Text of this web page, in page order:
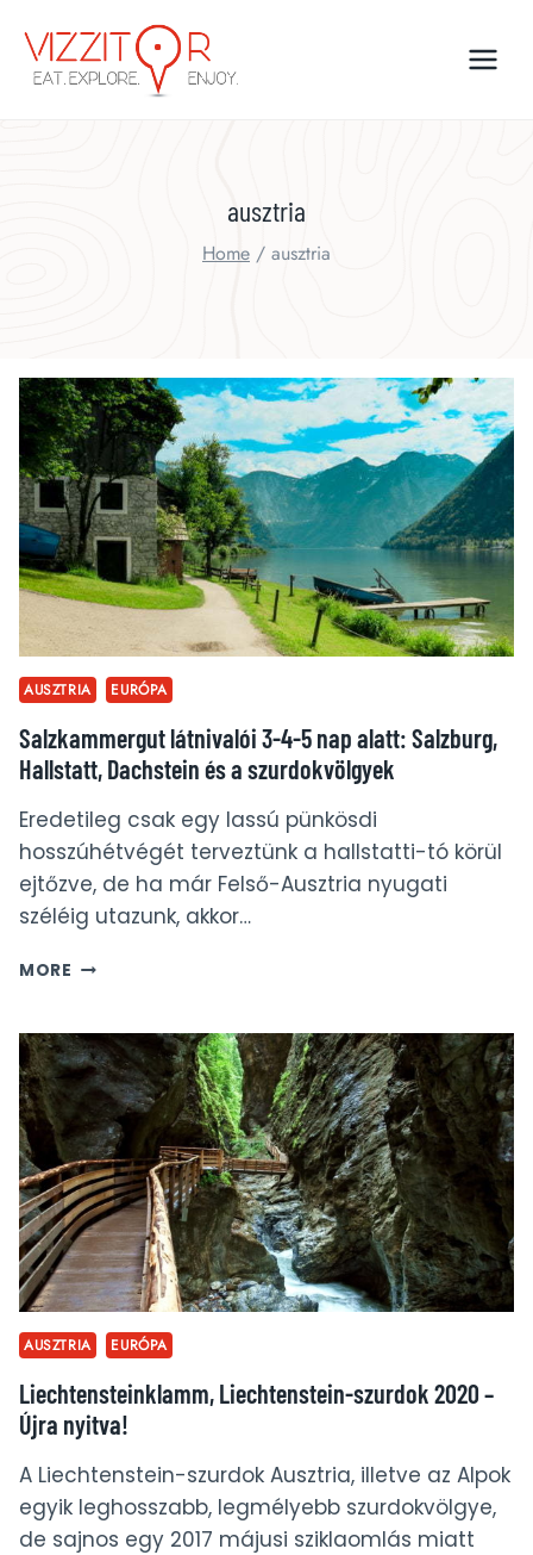
content
ausztria
Home / ausztria
AUSZTRIA EURÓPA
Salzkammergut látnivalói 3-4-5 nap alatt: Salzburg,
Hallstatt, Dachstein és a szurdokvölgyek
Eredetileg csak egy lassú pünkösdi
hosszúhétvégét terveztünk a hallstatti-tó körül
ejtőzve, de ha már Felső-Ausztria nyugati
széléig utazunk, akkor…
MORE SALZKAMMERGUT
4-
5
NAP
ALATT:
SALZBURG,
HALLSTATT,
DACHSTEIN
ÉS
A
SZURDOKVÖLGYEK
AUSZTRIA EURÓPA
Liechtensteinklamm, Liechtenstein-szurdok 2020 –
Újra nyitva!
A Liechtenstein-szurdok Ausztria, illetve az Alpok
egyik leghosszabb, legmélyebb szurdokvölgye,
de sajnos egy 2017 májusi sziklaomlás miatt